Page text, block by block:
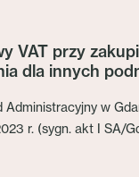
VAT przy
dla innych
Administracyjny w
r. (sygn. akt I SA/